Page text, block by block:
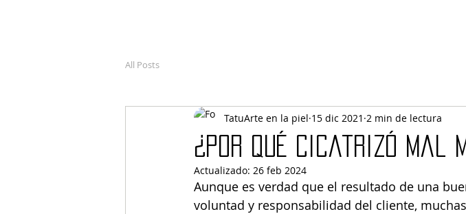
All Posts
¿Por qué cicatrizó mal
TatuArte en la piel 15 dic 2021 2 min de lectura
Actualizado: 26 feb 2024
Aunque es verdad que el resultado de una
voluntad y responsabilidad del cliente,